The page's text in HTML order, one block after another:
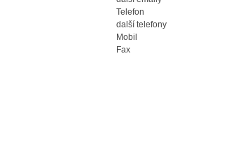
Telefon
další telefony
Mobil
Fax